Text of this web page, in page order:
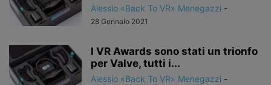
Alessio «Back To VR» Menegazzi -
28 Gennaio 2021
I VR Awards sono stati un trionfo
per Valve, tutti i...
Alessio «Back To VR» Menegazzi -